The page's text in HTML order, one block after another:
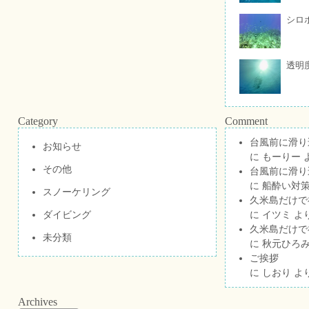
シロ
透明
Category
お知らせ
その他
スノーケリング
ダイビング
未分類
Comment
台風前に滑
に もーりー
台風前に滑
に 船酔い対
久米島だけ
に イツミ
よ
久米島だけ
に 秋元ひろ
ご挨拶
に しおり よ
Archives